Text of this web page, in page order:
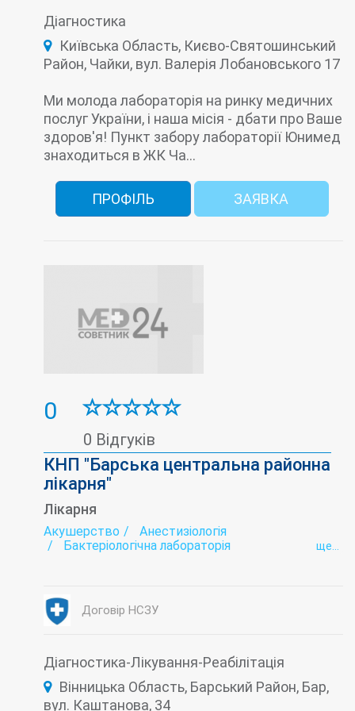
Планування сім'ї
ПЛР-тест на Covid-19 (коронавірус)
Пренатальна (дородова) діагностика
Проктологія
Профілактика
Психологія
Ректосігмоскопія
Репродуктивні дослідження
Тиреоїдна лабораторія
Ультразвукова діагностика (УЗД)
Урологія
Фактори росту - лабораторія
Флебологія
Фолікулометрія
Цервікометрія
Вірусні гепатити - лабораторія
Гормональна лабораторія
Дослідження сечі
Імунологічна лабораторія
Інфекційна лабораторія
Лабораторія контролю анемії
Онкомаркери
ПЛР-тест на Covid-19 (коронавірус)
Пренатальна (дородова) діагностика
Серологічна лабораторія
Туберкульоз (діагностика і лікування)
Діагностика
Київська Область, Києво-Святошинський
Район, Чайки, вул. Валерія Лобановського 17
Ми молода лабораторія на ринку медичних
послуг України, і наша місія - дбати про Ваше
здоров'я! Пункт забору лабораторії Юнимед
знаходиться в ЖК Ча...
ПРОФІЛЬ ЗАЯВКА
0
0 Відгуків
КНП "Барська центральна районна
лікарня"
Лікарня
Акушерство
Анестизіологія
Бактеріологічна лабораторія
Інфектологія
Лабораторія
Наркологія
Психіатрія
Психотерапія
Рентгенологія
Трансфузіологія
Туберкульоз (діагностика і лікування)
Ультразвукова діагностика (УЗД)
ще...
Договір НСЗУ
Діагностика-Лікування-Реабілітація
Вінницька Область, Барський Район, Бар,
вул. Каштанова, 34